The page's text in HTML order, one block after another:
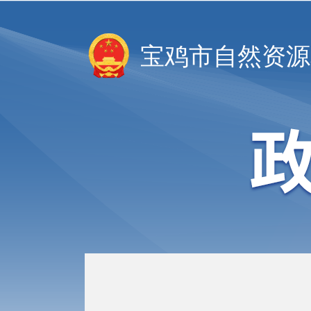
宝鸡市自然资